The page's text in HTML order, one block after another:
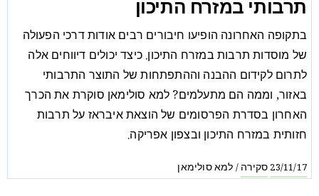
תרבותי במזרח התיכון
בתקופה האחרונה הופיעו חיבורים רבים אודות דרכי הפעולה
של מוסדות תרבות במזרח התיכון. כיצד יכולים דיווחים אלה
לתרום לקידום ההבנה וההתפתחות של התוצר התרבותי
באזור, וממה הם מתעלמים? למא סולימאן סוקרת את הכרך
האחרון בסדרת הפרסומים של הוצאת איבראז על תרבות
חזותית במזרח התיכון ובצפון אפריקה.
23/11/17סקירה/למא סולימאן